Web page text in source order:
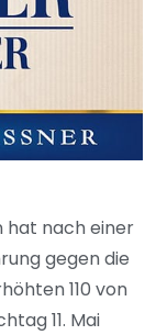
hat nach einer
gegen die
110 von
11. Mai